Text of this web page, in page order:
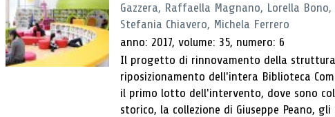
Gazzera, Raffaella Magnano, Lorella
Stefania Chiavero, Michela Ferrero
anno: 2017, volume: 35, numero: 6
Il progetto di rinnovamento della struttura
riposizionamento dell'intera Biblioteca
il primo lotto dell'intervento, dove sono
storico, la collezione di Giuseppe Peano,